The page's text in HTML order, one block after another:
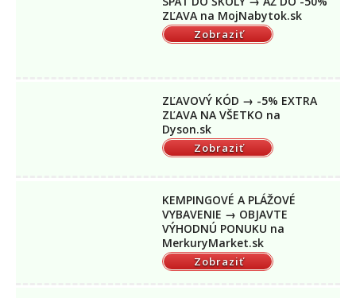
ZĽAVA na MojNabytok.sk
Zobraziť
ZĽAVOVÝ KÓD → -5% EXTRA
ZĽAVA NA VŠETKO na
Dyson.sk
Zobraziť
KEMPINGOVÉ A PLÁŽOVÉ
VYBAVENIE → OBJAVTE
VÝHODNÚ PONUKU na
MerkuryMarket.sk
Zobraziť